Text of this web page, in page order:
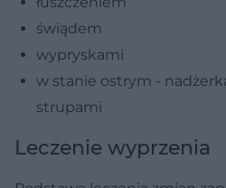
świądem
wypryskami
w stanie ostrym -
strupami
Leczenie wyprzenia